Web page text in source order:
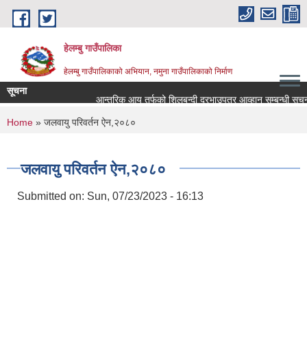
Skip to main content
हेलम्बु गाउँपालिका
हेलम्बु गाउँपालिकाको अभियान, नमुना गाउँपालिकाको निर्माण
सूचना
आन्तरिक आय तर्फको शिलबन्दी दरभाउपत्र आव्हान सम्बन्धी सूचना।
You are here
Home » जलवायु परिवर्तन ऐन,२०८०
जलवायु परिवर्तन ऐन,२०८०
Submitted on: Sun, 07/23/2023 - 16:13